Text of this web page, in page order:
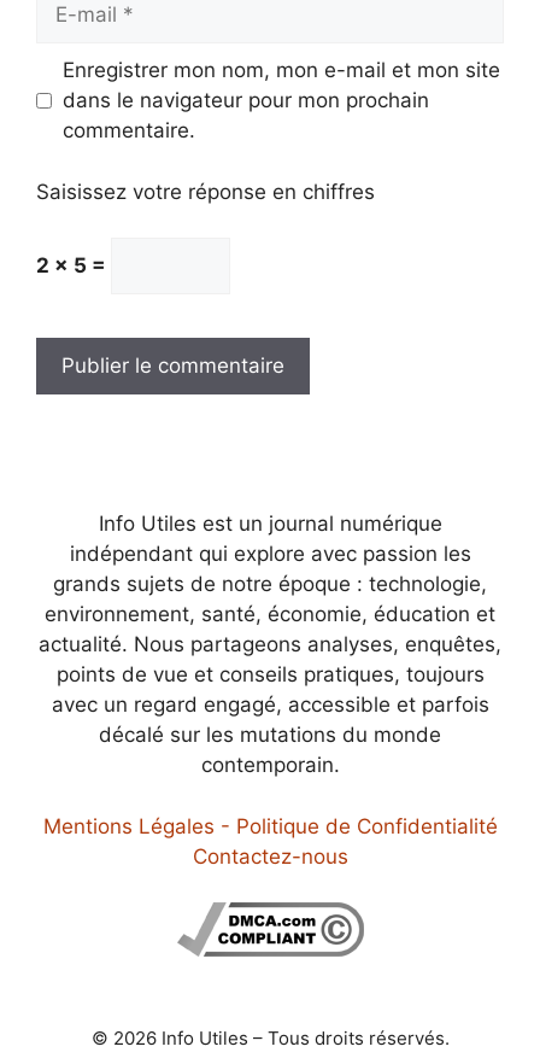
Enregistrer mon nom, mon e-mail et mon site
dans le navigateur pour mon prochain
commentaire.
Saisissez votre réponse en chiffres
2 × 5 =
Info Utiles est un journal numérique
indépendant qui explore avec passion les
grands sujets de notre époque : technologie,
environnement, santé, économie, éducation et
actualité. Nous partageons analyses, enquêtes,
points de vue et conseils pratiques, toujours
avec un regard engagé, accessible et parfois
décalé sur les mutations du monde
contemporain.
Mentions Légales - Politique de Confidentialité
Contactez-nous
© 2026 Info Utiles – Tous droits réservés.